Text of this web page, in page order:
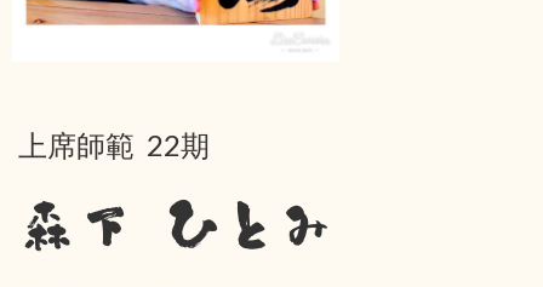
上席師範 22期
森下 ひとみ